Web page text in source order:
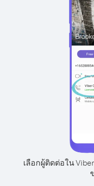
เลือกผู้ติดต่อใน